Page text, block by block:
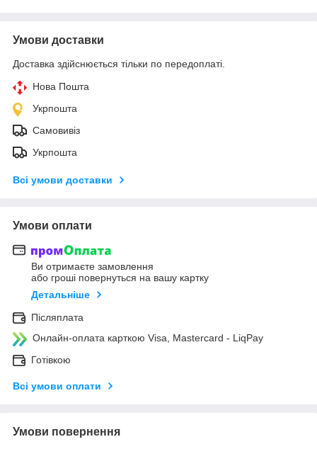
Умови доставки
Доставка здійснюється тільки по передоплаті.
Нова Пошта
Укрпошта
Самовивіз
Укрпошта
Всі умови доставки
Умови оплати
Ви отримаєте замовлення
або гроші повернуться на вашу картку
Детальніше
Післяплата
Онлайн-оплата карткою Visa, Mastercard - LiqPay
Готівкою
Всі умови оплати
Умови повернення